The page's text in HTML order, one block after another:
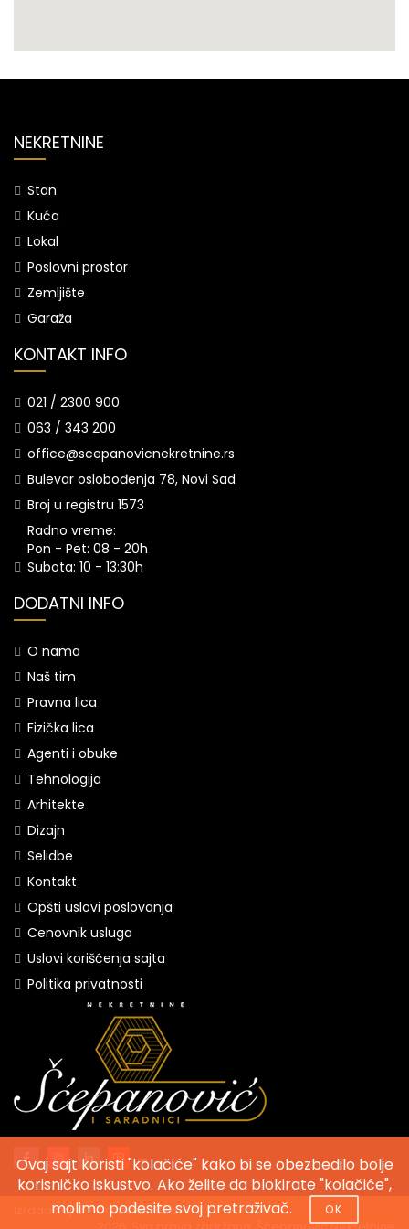
NEKRETNINE
Stan
Kuća
Lokal
Poslovni prostor
Zemljište
Garaža
KONTAKT INFO
021 / 2300 900
063 / 343 200
office@scepanovicnekretnine.rs
Bulevar oslobođenja 78, Novi Sad
Broj u registru 1573
Radno vreme:
Pon - Pet: 08 - 20h
Subota: 10 - 13:30h
DODATNI INFO
O nama
Naš tim
Pravna lica
Fizička lica
Agenti i obuke
Tehnologija
Arhitekte
Dizajn
Selidbe
Kontakt
Opšti uslovi poslovanja
Cenovnik usluga
Uslovi korišćenja sajta
Politika privatnosti
Izrada sajta - Creative Web
Ovaj sajt koristi "kolačiće" kako bi se obezbedilo bolje
korisničko iskustvo. Ako želite da blokirate "kolačiće",
molimo podesite svoj pretraživač.
OK